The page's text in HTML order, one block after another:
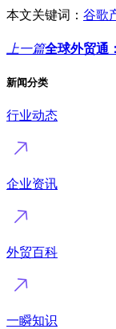
本文关键词： 谷歌
上一篇全球外贸通
新闻分类
行业动态
企业资讯
外贸百科
一瞬知识